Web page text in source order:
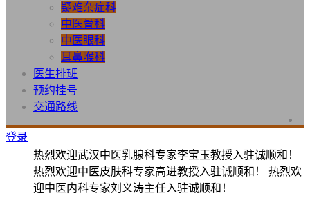
疑难杂症科
中医骨科
中医眼科
耳鼻喉科
医生排班
预约挂号
交通路线
登录
热烈欢迎武汉中医乳腺科专家李宝玉教授入驻诚顺和！
热烈欢迎中医皮肤科专家高进教授入驻诚顺和！ 热烈欢
迎中医内科专家刘义涛主任入驻诚顺和！